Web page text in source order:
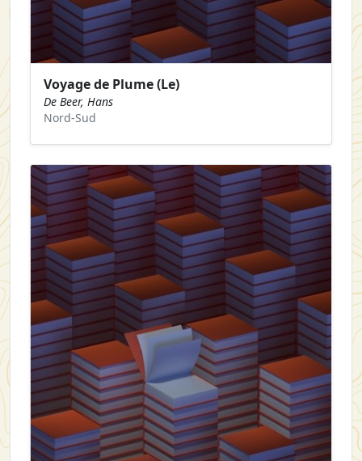
Voyage de Plume (Le)
De Beer, Hans
Nord-Sud